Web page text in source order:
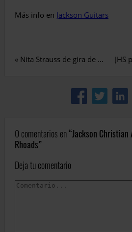
Más info en Jackson Guitars
« Nita Strauss de gira de clinics por España de la mano de Ibanez y Mogar Music Ibérica
0 comentarios en Jackson Christian
Rhoads
Deja tu comentario